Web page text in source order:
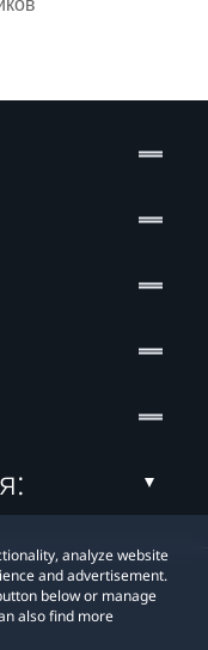
analyze website
and advertisement.
below or manage
also find more